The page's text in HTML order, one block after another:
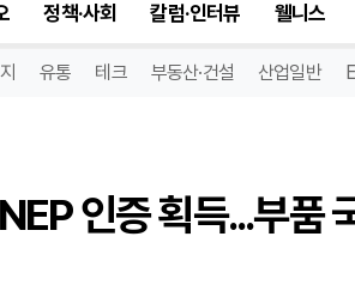
정책·사회 칼럼·인터뷰 웰니스
유통 테크 부동산·건설 산업일반
인증 획득...부품